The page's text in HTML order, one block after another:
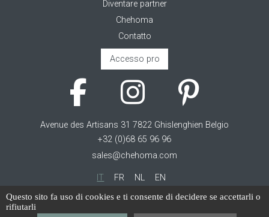
Diventare partner
Chehoma
Contatto
Accesso pro
Avenue des Artisans 31 7822 Ghislenghien Belgio
+32 (0)68 65 96 96
sales@chehoma.com
IT FR NL EN
Cookie management
Questo sito fa uso di cookies e ti consente di decidere se accettarli o
rifiutarli